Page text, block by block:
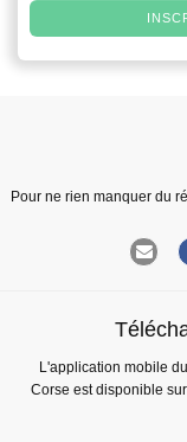
Pour ne rien manquer du
L'application mobile
Corse est disponible